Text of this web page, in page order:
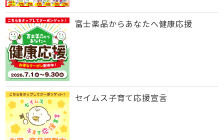
富士薬品からあなたへ健康応援
セイムス子育て応援宣言